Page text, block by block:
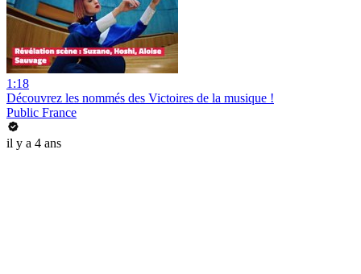
1:18
Découvrez les nommés des Victoires de la musique !
Public France
il y a 4 ans